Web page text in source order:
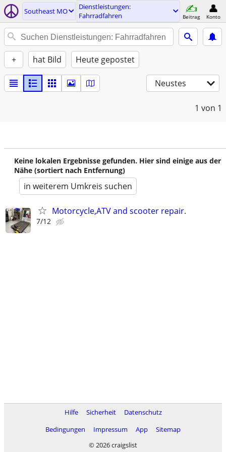
Southeast MO
Dienstleistungen:
Fahrradfahren
Beitrag Konto
+ hat Bild Heute gepostet
Neustes
1 von 1
Keine lokalen Ergebnisse gefunden. Hier sind einige aus der
Nähe (sortiert nach Entfernung)
in weiterem Umkreis suchen
Motorcycle,ATV and scooter repair.
7/12
Hilfe Sicherheit
Datenschutz
Bedingungen
Impressum App
Sitemap
© 2026 craigslist